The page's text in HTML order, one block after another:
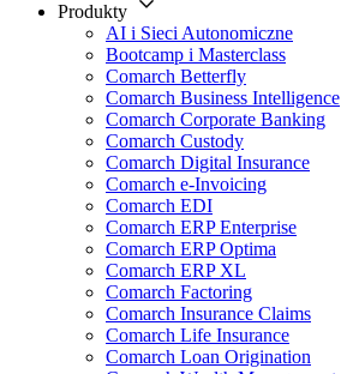
Produkty
AI i Sieci Autonomiczne
Bootcamp i Masterclass
Comarch Betterfly
Comarch Business Intelligence
Comarch Corporate Banking
Comarch Custody
Comarch Digital Insurance
Comarch e-Invoicing
Comarch EDI
Comarch ERP Enterprise
Comarch ERP Optima
Comarch ERP XL
Comarch Factoring
Comarch Insurance Claims
Comarch Life Insurance
Comarch Loan Origination